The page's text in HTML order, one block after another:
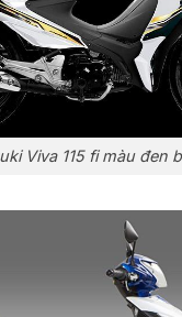
Viva 115 fi màu đen